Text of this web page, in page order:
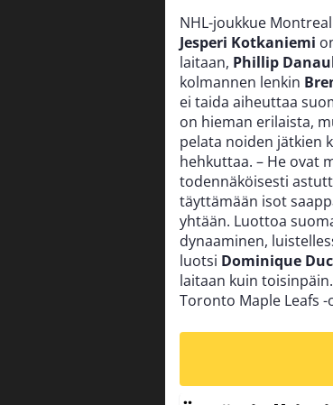
NHL-joukkue
Jesperi Kotkaniemi
laitaan, Phillip
kolmannen lenkin
ei taida aiheuttaa
on hieman erilaista,
pelata noiden jätkien
hehkuttaa. – He ovat
todennäköisesti
täyttämään isot
yhtään. Luottoa
dynaaminen,
luotsi Dominique
laitaan kuin
Toronto Maple Leafs